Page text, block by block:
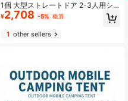
1個 大型ストレートドア 2-3人用シ
ルバーコーティングキャンプテン
ト、組立簡単、折りたたみ式、収納
可能、メッシュ付き蚊よけ、アウト
ドアキャンプ、公園でのピクニッ
¥2,708 -5% 概算
1other sellers